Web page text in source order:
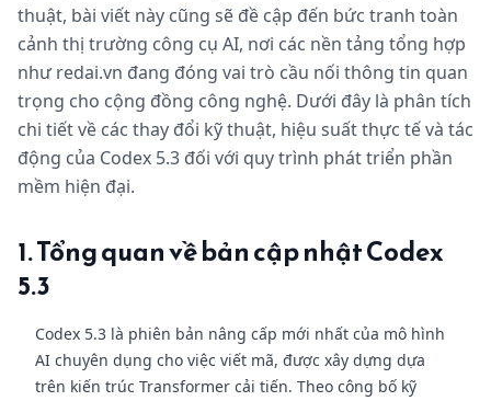
thuật, bài viết này cũng sẽ đề cập đến bức tranh toàn
cảnh thị trường công cụ AI, nơi các nền tảng tổng hợp
như redai.vn đang đóng vai trò cầu nối thông tin quan
trọng cho cộng đồng công nghệ. Dưới đây là phân tích
chi tiết về các thay đổi kỹ thuật, hiệu suất thực tế và tác
động của Codex 5.3 đối với quy trình phát triển phần
mềm hiện đại.
1. Tổng quan về bản cập nhật Codex
5.3
Codex 5.3 là phiên bản nâng cấp mới nhất của mô hình
AI chuyên dụng cho việc viết mã, được xây dựng dựa
trên kiến trúc Transformer cải tiến. Theo công bố kỹ